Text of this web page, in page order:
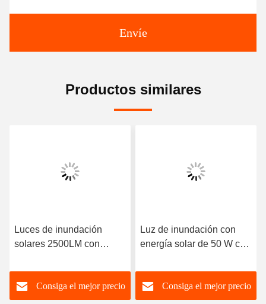
Envíe
Productos similares
Luces de inundación
solares 2500LM con
-20℃ a 60℃ 3kg
Consiga el mejor precio
Luz de inundación con
energía solar de 50 W con
de 25 W
Consiga el mejor precio